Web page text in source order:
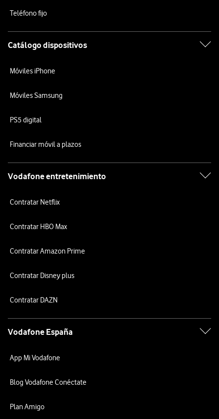
Teléfono fijo
Catálogo dispositivos
Móviles iPhone
Móviles Samsung
PS5 digital
Financiar móvil a plazos
Vodafone entretenimiento
Contratar Netflix
Contratar HBO Max
Contratar Amazon Prime
Contratar Disney plus
Contratar DAZN
Vodafone España
App Mi Vodafone
Blog Vodafone Conéctate
Plan Amigo